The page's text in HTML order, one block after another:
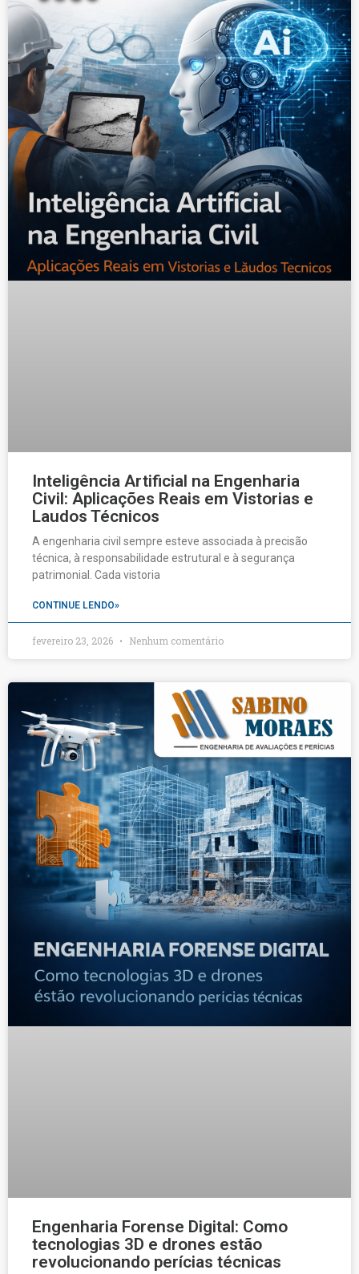
Inteligência Artificial na Engenharia
Civil: Aplicações Reais em Vistorias e
Laudos Técnicos
A engenharia civil sempre esteve associada à precisão
técnica, à responsabilidade estrutural e à segurança
patrimonial. Cada vistoria
CONTINUE LENDO»
fevereiro 23, 2026 Nenhum comentário
Engenharia Forense Digital: Como
tecnologias 3D e drones estão
revolucionando perícias técnicas